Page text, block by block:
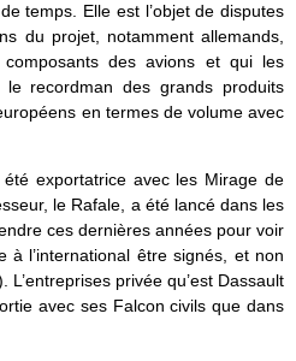
temps. Elle est l’objet de disputes
du projet, notamment allemands,
des avions et qui les
le recordman des grands produits
en termes de volume avec
exportatrice avec les Mirage de
le Rafale, a été lancé dans les
ces dernières années pour voir
à l’international être signés, et non
privée qu’est Dassault
avec ses Falcon civils que dans